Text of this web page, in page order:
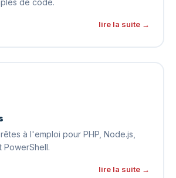
lire la suite →
à l'emploi pour PHP, Node.js,
PowerShell.
lire la suite →